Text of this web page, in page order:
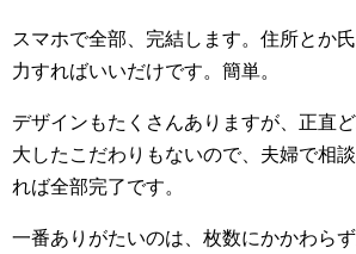
スマホで全部、完結します。住所とか
力すればいいだけです。簡単。
デザインもたくさんありますが、正直ど
大したこだわりもないので、夫婦で相
れば全部完了です。
一番ありがたいのは、枚数にかかわら